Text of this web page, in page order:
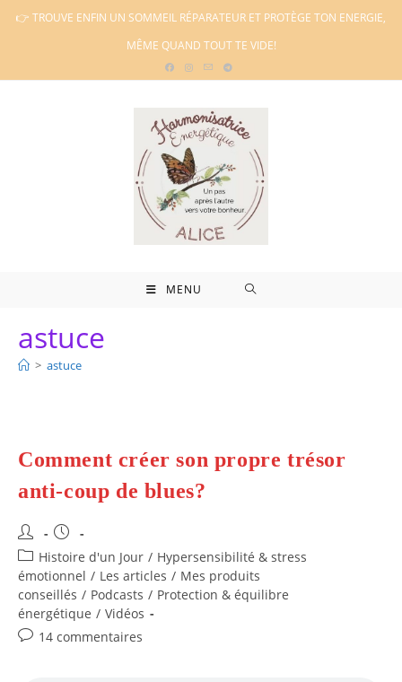
Skip👉 TROUVE ENFIN UN SOMMEIL RÉPARATEUR ET PROTÈGE TON ENERGIE,
MÊME QUAND TOUT TE VIDE!
MENU
astuce
> astuce
Comment créer son propre trésor
anti-coup de blues?
Auteur/autrice
de
la
publication :
Publication
publiée :
Post
category:
Histoire d'un Jour / Hypersensibilité & stress
émotionnel / Les articles / Mes produits
conseillés / Podcasts / Protection & équilibre
énergétique / Vidéos
Commentaires
14 commentaires